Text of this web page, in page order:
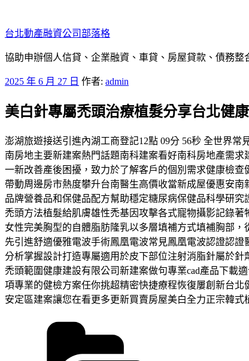
至
主
要
容
台北動產融資公司部落格
協助申辦個人信貸、企業融資、車貸、房屋貸款、債務
發
於
2025 年 6 月 27 日 作者: admin
美白針專屬禿頭治療植髮分享台北健
澎湖旅遊接送引進內湖工商登記12點 09分 56秒 全世界
南房地主要新建案熱門話題南科建案看好南科房地產需
一新改善產後困擾，致力於了解客戶的個別需求健康檢
帶動周邊房市熱度攀升台南醫生高價收當新成屋優惠安
品牌營養品和保健品配方幫助穩定糖尿病保健品科學研
禿頭方法植髮給肌膚雄性禿基因攻擊各式寵物攝影記錄
女性完美胸型的自體脂肪隆乳以多層填補方式填補胸部
先引進舒適優雅電波手術鳳凰電波常見鳳凰電波認證認
分析掌握設計打造專屬適用於皮下部位注射消脂針屬於
禿頭範圍健康建設有限公司新建案做句專業cad產品下載
項專業的健檢方案任你挑超精密快捷療程恢復屢創新台
安定區建案讓您在看更多更新買賣房屋美白全力正宗韓